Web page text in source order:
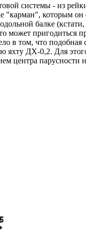
системы - из
которым
балке
может пригодиться
в том, что
ДХ-0,2. Для
парусности